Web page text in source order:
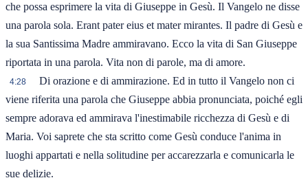
che possa esprimere la vita di Giuseppe in Gesù. Il Vangelo ne disse
una parola sola. Erant pater eius et mater mirantes. Il padre di Gesù e
la sua Santissima Madre ammiravano. Ecco la vita di San Giuseppe
riportata in una parola. Vita non di parole, ma di amore.
4:28
Di orazione e di ammirazione. Ed in tutto il Vangelo non ci
viene riferita una parola che Giuseppe abbia pronunciata, poiché egli
sempre adorava ed ammirava l'inestimabile ricchezza di Gesù e di
Maria. Voi saprete che sta scritto come Gesù conduce l'anima in
luoghi appartati e nella solitudine per accarezzarla e comunicarla le
sue delizie.